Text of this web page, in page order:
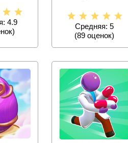
4.9
предлагается
развивать
Средняя: 5
(89 оценок)